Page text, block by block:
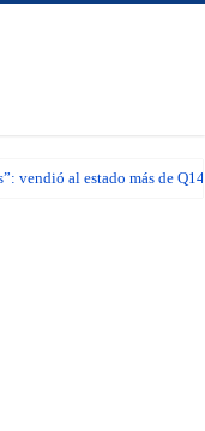
vendió al estado más de